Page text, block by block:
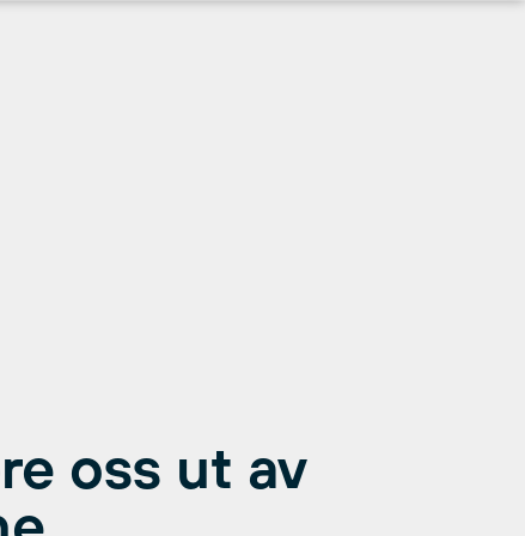
oss ut av